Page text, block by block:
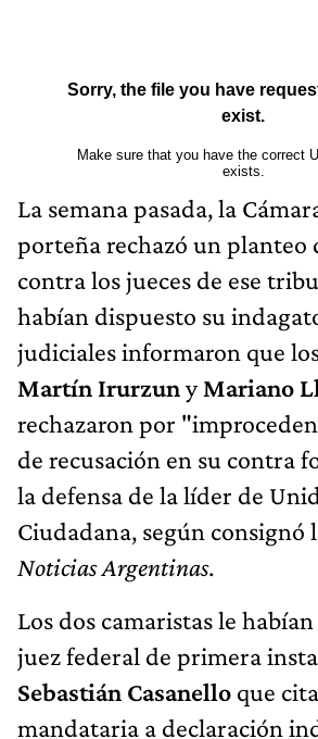
La semana pasada, la
porteña rechazó un planteo
contra los jueces de ese
habían dispuesto su
judiciales informaron que
Martín IrurzunyMariano
rechazaron por
de recusación en su contra
la defensa de la líder de
Ciudadana, según consignó
Noticias Argentinas.
Los dos camaristas le
juez federal de primera
Sebastián Casanello que
mandataria a declaración